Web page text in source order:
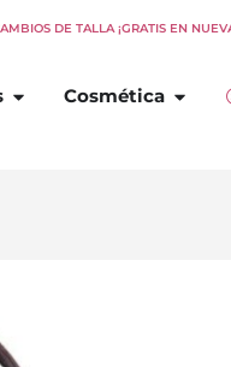
DE TALLA ¡GRATIS EN
Abrir Complementos
Cosmética Abrir